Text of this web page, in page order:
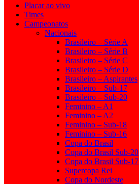
Placar ao vivo
Times
Campeonatos
Nacionais
Brasileiro – Série A
Brasileiro – Série B
Brasileiro – Série C
Brasileiro – Série D
Brasileiro – Aspirantes
Brasileiro – Sub-17
Brasileiro – Sub-20
Feminino – A1
Feminino – A2
Feminino – Sub-18
Feminino – Sub-16
Copa do Brasil
Copa do Brasil Sub-20
Copa do Brasil Sub-17
Supercopa Rei
Copa do Nordeste